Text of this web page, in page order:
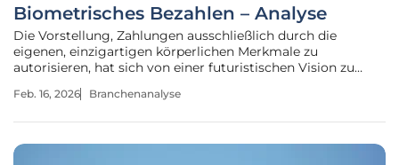
Biometrisches Bezahlen – Analyse
Die Vorstellung, Zahlungen ausschließlich durch die
eigenen, einzigartigen körperlichen Merkmale zu
autorisieren, hat sich von einer futuristischen Vision zu
biometrischen Bezahlens stellt einen bedeutenden
Feb. 16, 2026 Branchenanalyse